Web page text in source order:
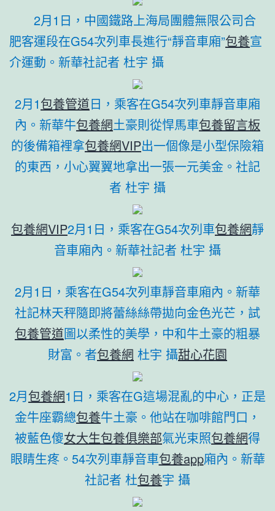
2月1日，中國鐵路上海局團體無限公司合
肥客運段在G54次列車長進行“靜音車廂”包養宣
介運動。新華社記者 杜宇 攝
2月1包養管道日，乘客在G54次列車靜音車廂
內。新華牛包養網土豪則從悍馬車包養留言板
的後備箱裡拿包養網VIP出一個像是小型保險箱
的東西，小心翼翼地拿出一張一元美金。社記
者 杜宇 攝
包養網VIP2月1日，乘客在G54次列車包養網靜
音車廂內。新華社記者 杜宇 攝
2月1日，乘客在G54次列車靜音車廂內。新華
社記林天秤隨即將蕾絲絲帶拋向金色光芒，試
包養管道圖以柔性的美學，中和牛土豪的粗暴
財富。者包養網 杜宇 攝甜心花園
2月包養網1日，乘客在G這場混亂的中心，正是
金牛座霸總包養牛土豪。他站在咖啡館門口，
被藍色傻女大生包養俱樂部氣光束照包養網得
眼睛生疼。54次列車靜音車包養app廂內。新華
社記者 杜包養宇 攝